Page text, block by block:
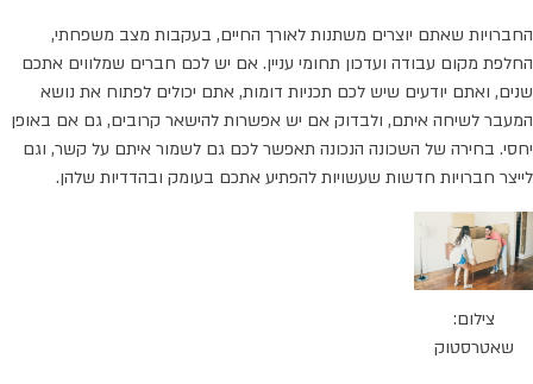
החברויות שאתם יוצרים משתנות לאורך החיים, בעקבות מצב משפחתי,
החלפת מקום עבודה ועדכון תחומי עניין. אם יש לכם חברים שמלווים אתכם
שנים, ואתם יודעים שיש לכם תכניות דומות, אתם יכולים לפתוח את נושא
המעבר לשיחה איתם, ולבדוק אם יש אפשרות להישאר קרובים, גם אם באופן
יחסי. בחירה של השכונה הנכונה תאפשר לכם גם לשמור איתם על קשר, וגם
לייצר חברויות חדשות שעשויות להפתיע אתכם בעומק ובהדדיות שלהן.
צילום:
שאטרסטוק